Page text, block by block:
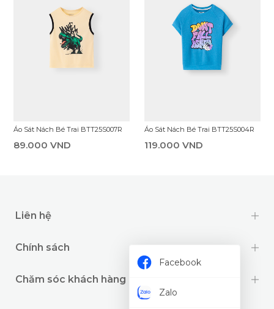
Áo Sát Nách Bé Trai BTT25S007R
89.000 VND
Áo Sát Nách Bé Trai BTT25S004R
119.000 VND
Liên hệ
Chính sách
Chăm sóc khách hàng
Facebook
Zalo